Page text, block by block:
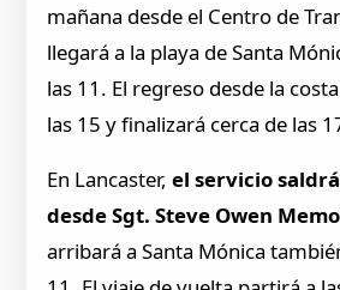
mañana desde el Centro de
llegará a la playa de Santa
las 11. El regreso desde la
las 15 y finalizará cerca de las
En Lancaster,el servicio
desde Sgt. Steve Owen
arribará a Santa Mónica